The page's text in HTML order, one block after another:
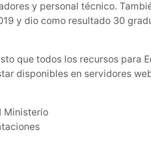
y personal técnico.
y dio como resultado 30
que todos los recursos para
disponibles en servidores
Ministerio